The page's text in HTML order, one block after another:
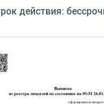
действия: